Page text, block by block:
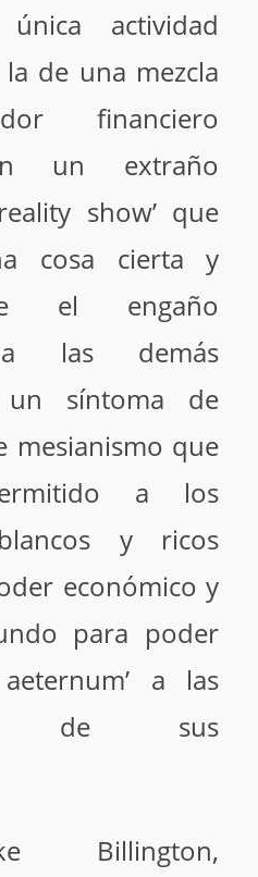
actividad
de una mezcla
financiero
un extraño
show’ que
cosa cierta y
el engaño
a las demás
un síntoma de
mesianismo que
a los
y ricos
económico y
para poder
a las
de sus
Billington,